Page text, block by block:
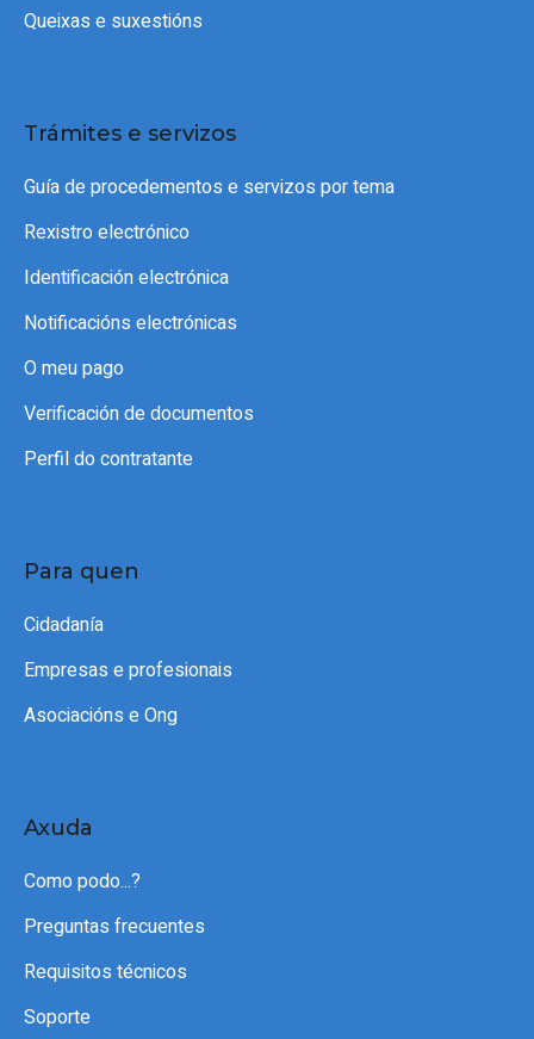
Queixas e suxestións
Trámites e servizos
Guía de procedementos e servizos por tema
Rexistro electrónico
Identificación electrónica
Notificacións electrónicas
O meu pago
Verificación de documentos
Perfil do contratante
Para quen
Cidadanía
Empresas e profesionais
Asociacións e Ong
Axuda
Como podo...?
Preguntas frecuentes
Requisitos técnicos
Soporte